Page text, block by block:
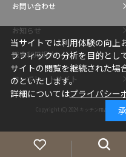
お問い合わせ
お知らせ
総合利用規約
コーポレートサイト
Copyright (C) 2024 キッチン用品・調理
当サイトでは利用体験の向上
ラフィックの分析を目的とし
サイトの閲覧を継続された場
のといたします。
詳細についてはプライバシー